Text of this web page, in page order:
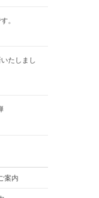
。
たしまし
案内